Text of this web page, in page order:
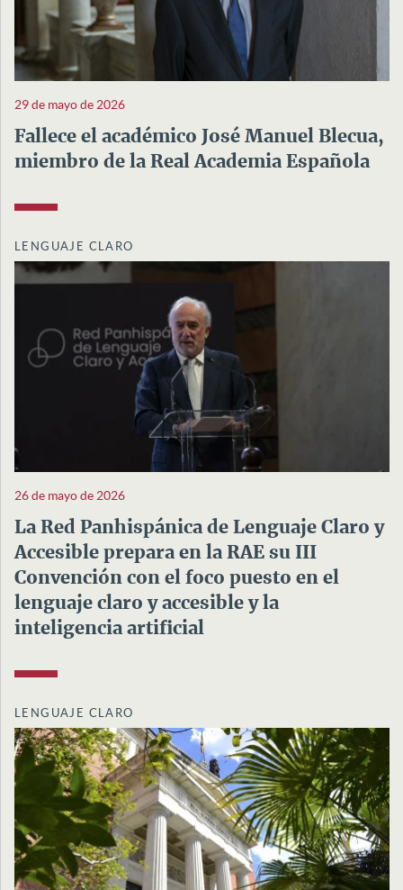
29 de mayo de 2026
Fallece el académico José Manuel Blecua,
miembro de la Real Academia Española
LENGUAJE CLARO
26 de mayo de 2026
La Red Panhispánica de Lenguaje Claro y
Accesible prepara en la RAE su III
Convención con el foco puesto en el
lenguaje claro y accesible y la
inteligencia artificial
LENGUAJE CLARO